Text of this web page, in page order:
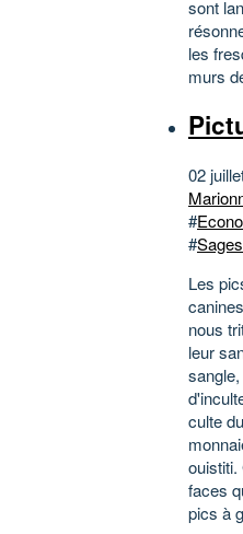
sont
les
murs
02
#
#
Les
nous
leur
culte
faces
pics à